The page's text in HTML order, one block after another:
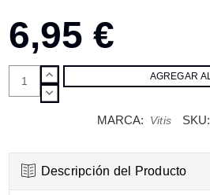
6,95 €
AUMENTAR
CANTIDAD:
DISMINUIR
MARCA: Vitis SKU:
Descripción del Producto